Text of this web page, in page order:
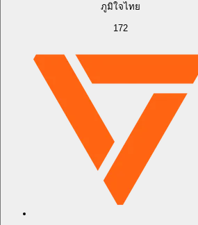
ภูมิใจไทย
172